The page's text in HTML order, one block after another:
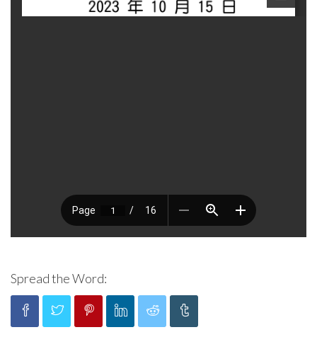
Spread the Word: